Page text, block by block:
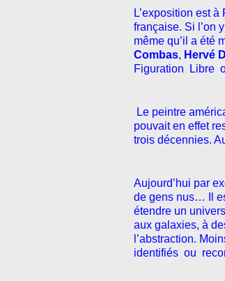
L’exposition est
française. Si l’on
même qu’il a été
Combas, Hervé
Figuration Libre
Le peintre
pouvait en effet
trois décennies.
Aujourd’hui par
de gens nus… Il
étendre un
aux galaxies, à
l’abstraction.
identifiés ou